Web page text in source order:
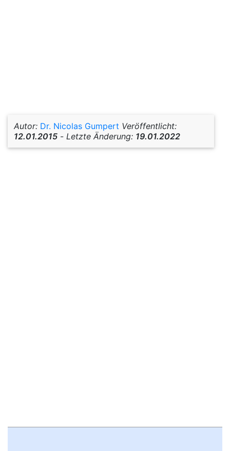
Autor: Dr. Nicolas Gumpert Veröffentlicht:
12.01.2015 - Letzte Änderung: 19.01.2022